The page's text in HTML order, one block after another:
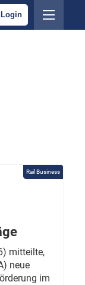
Login
Rail Business
mitteilte,
neue
im